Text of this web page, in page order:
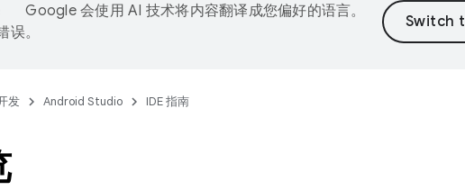
Google 会使用 AI 技术将内容翻译成您偏好的语言。
。
发 Android Studio IDE 指南